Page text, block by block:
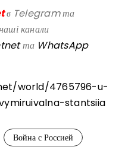
в Telegram та
канали
та WhatsApp
world/4765796-u-
stantsiia
Война с Россией